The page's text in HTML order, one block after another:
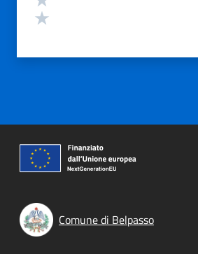
Comune di Belpasso